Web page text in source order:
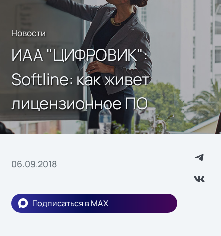
Новости
ИАА "ЦИФРОВИК":
Softline: как живет
лицензионное ПО
06.09.2018
Подписаться в MAX